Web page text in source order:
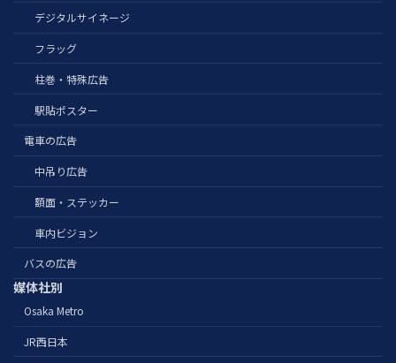
デジタルサイネージ
フラッグ
柱巻・特殊広告
駅貼ポスター
電車の広告
中吊り広告
額面・ステッカー
車内ビジョン
バスの広告
媒体社別
Osaka Metro
JR西日本